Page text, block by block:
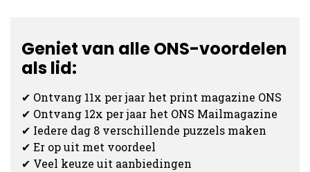
Geniet van alle ONS-voordelen
als lid:
✔ Ontvang 11x per jaar het print magazine ONS
✔ Ontvang 12x per jaar het ONS Mailmagazine
✔ Iedere dag 8 verschillende puzzels maken
✔ Er op uit met voordeel
✔ Veel keuze uit aanbiedingen